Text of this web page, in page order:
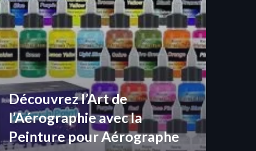
Découvrez l’Art de
l’Aérographie avec la
Peinture pour Aérographe